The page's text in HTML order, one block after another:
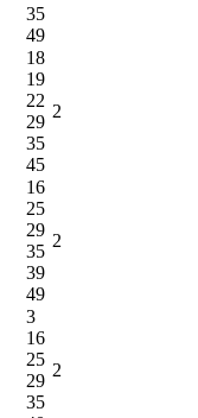
35
49
18
19
22
29
35
45
2
16
25
29
35
39
49
2
3
16
25
29
35
2